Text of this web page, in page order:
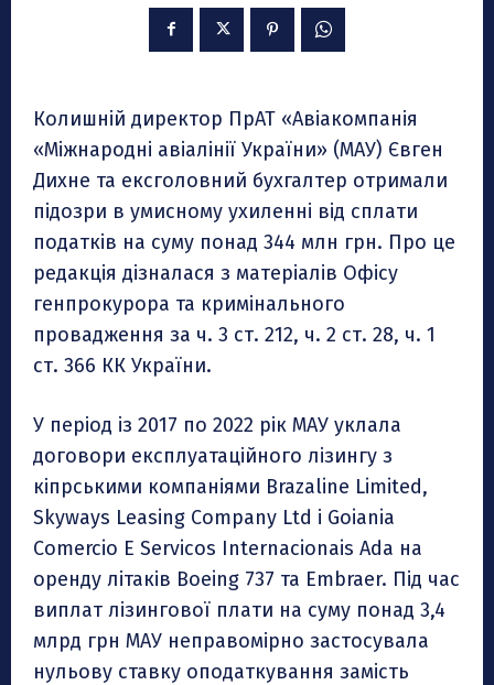
Колишній директор ПрАТ «Авіакомпанія
«Міжнародні авіалінії України» (МАУ) Євген
Дихне та ексголовний бухгалтер отримали
підозри в умисному ухиленні від сплати
податків на суму понад 344 млн грн. Про це
редакція дізналася з матеріалів Офісу
генпрокурора та кримінального
провадження за ч. 3 ст. 212, ч. 2 ст. 28, ч. 1
ст. 366 КК України.
У період із 2017 по 2022 рік МАУ уклала
договори експлуатаційного лізингу з
кіпрськими компаніями Brazaline Limited,
Skyways Leasing Company Ltd і Goiania
Comercio E Servicos Internacionais Ada на
оренду літаків Boeing 737 та Embraer. Під час
виплат лізингової плати на суму понад 3,4
млрд грн МАУ неправомірно застосувала
нульову ставку оподаткування замість